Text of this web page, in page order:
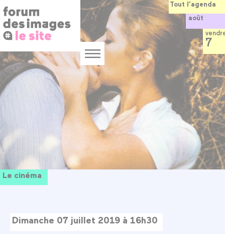
Panneau de gestion des cookies
au
contenu
principal
Menu
Le cinéma
Dimanche 07 juillet 2019 à 16h30
Tout l’agenda
août
7